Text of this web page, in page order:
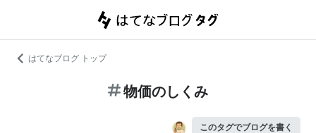
はてなブログ トップ
物価のしくみ
このタグでブログを書く